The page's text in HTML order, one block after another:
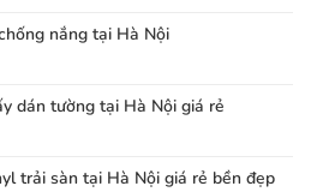
nắng tại Hà Nội
dán tường tại Hà Nội giá rẻ
trải sàn tại Hà Nội giá rẻ bền đẹp